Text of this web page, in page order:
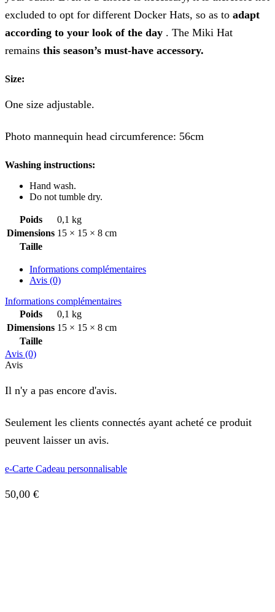
excluded to opt for different Docker Hats, so as to adapt
according to your look of the day . The Miki Hat
remains this season’s must-have accessory.
Size:
One size adjustable.
Photo mannequin head circumference: 56cm
Washing instructions:
Hand wash.
Do not tumble dry.
Poids
0,1 kg
Dimensions 15 × 15 × 8 cm
Taille
Informations complémentaires
Avis (0)
Informations complémentaires
Poids
0,1 kg
Dimensions 15 × 15 × 8 cm
Taille
Avis (0)
Avis
Il n'y a pas encore d'avis.
Seulement les clients connectés ayant acheté ce produit
peuvent laisser un avis.
e-Carte Cadeau personnalisable
50,00 €